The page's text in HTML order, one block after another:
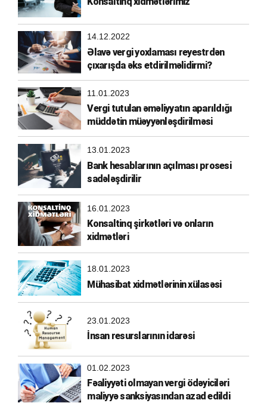
14.12.2022
Əlavə vergi yoxlaması reyestrdən
çıxarışda əks etdirilməlidirmi?
11.01.2023
Vergi tutulan əməliyyatın aparıldığı
müddətin müəyyənləşdirilməsi
13.01.2023
Bank hesablarının açılması prosesi
sadələşdirilir
16.01.2023
Konsaltinq şirkətləri və onların
xidmətləri
18.01.2023
Mühasibat xidmətlərinin xülasəsi
23.01.2023
İnsan resurslarının idarəsi
01.02.2023
Fəaliyyəti olmayan vergi ödəyiciləri
maliyyə sanksiyasından azad edildi